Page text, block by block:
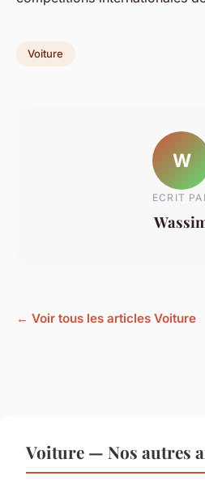
Voiture
W
ECRIT
← Voir tous les articles Voiture
Voiture — Nos autres